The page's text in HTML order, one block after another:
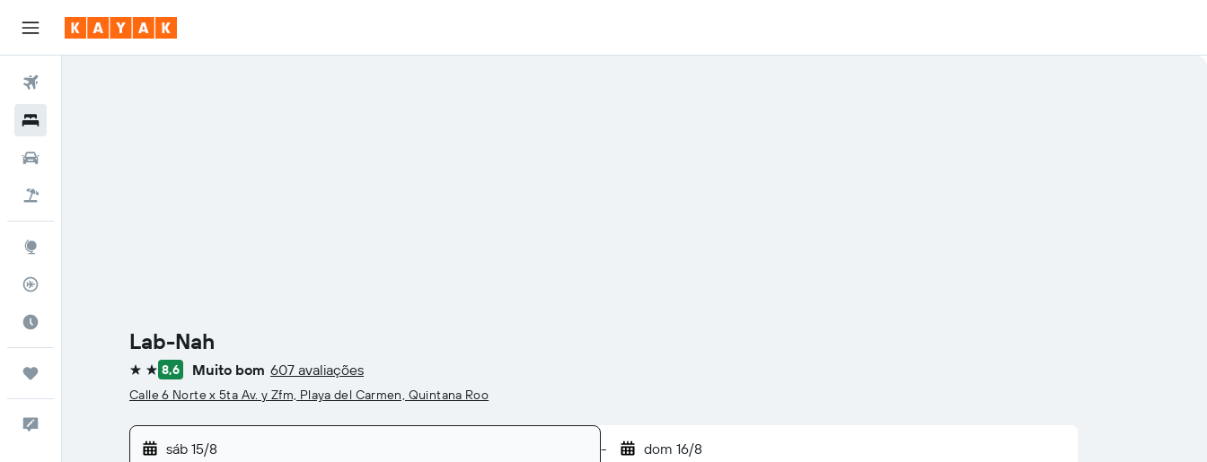
Comentários
Lab-Nah
2 estrelas
8,6 Muito bom 607 avaliações
Calle 6 Norte x 5ta Av. y Zfm, Playa del Carmen, Quintana Roo
sáb 15/8 - dom 16/8